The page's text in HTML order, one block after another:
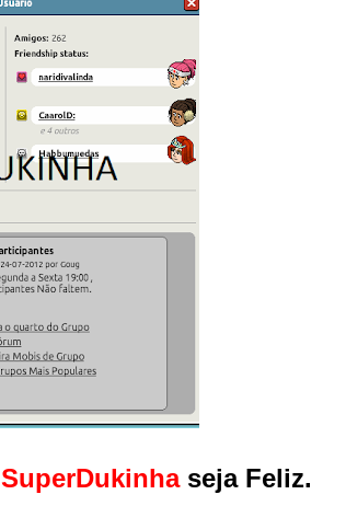
SuperDukinhaseja Feliz.